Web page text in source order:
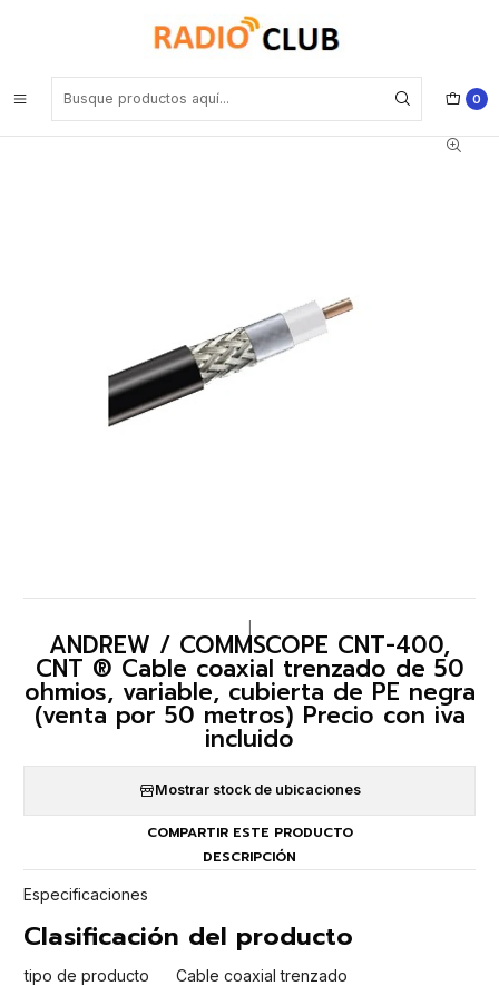
0
ANDREW / COMMSCOPE CNT-400, CNT ® Cable coaxial trenzado
de 50 ohmios, variable, cubierta de PE negra (venta por 50 metros)
ANDREW / COMMSCOPE CNT-400,
CNT ® Cable coaxial trenzado de 50
ohmios, variable, cubierta de PE negra
(venta por 50 metros) Precio con iva
incluido
Mostrar stock de ubicaciones
COMPARTIR ESTE PRODUCTO
DESCRIPCIÓN
Especificaciones
Clasificación del producto
tipo de producto
Cable coaxial trenzado